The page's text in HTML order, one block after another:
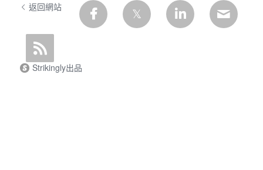
返回網站
Strikingly出品